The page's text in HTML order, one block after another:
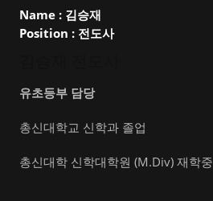
Name : 김승재
Position : 전도사
유초등부 담당
총신대학교 신학과 졸업
총신대학 신학대학원 (M.Div) 재학중